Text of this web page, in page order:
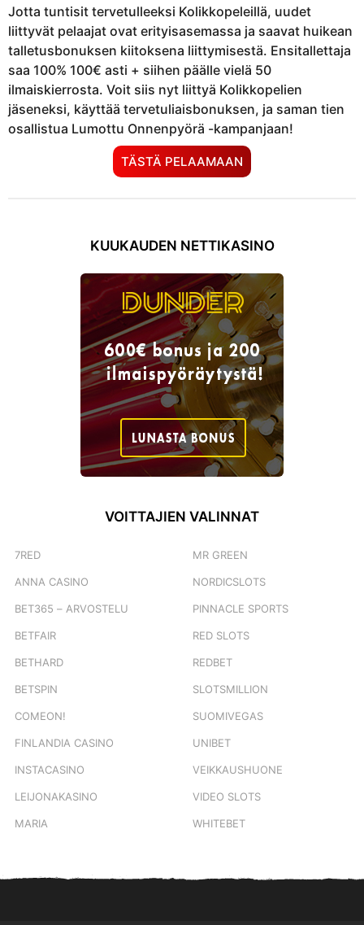
Jotta tuntisit tervetulleeksi Kolikkopeleillä, uudet
liittyvät pelaajat ovat erityisasemassa ja saavat huikean
talletusbonuksen kiitoksena liittymisestä. Ensitallettaja
saa 100% 100€ asti + siihen päälle vielä 50
ilmaiskierrosta. Voit siis nyt liittyä Kolikkopelien
jäseneksi, käyttää tervetuliaisbonuksen, ja saman tien
osallistua Lumottu Onnenpyörä -kampanjaan!
TÄSTÄ PELAAMAAN
KUUKAUDEN NETTIKASINO
VOITTAJIEN VALINNAT
7RED
ANNA CASINO
BET365 – ARVOSTELU
BETFAIR
BETHARD
BETSPIN
COMEON!
FINLANDIA CASINO
INSTACASINO
LEIJONAKASINO
MARIA
MR GREEN
NORDICSLOTS
PINNACLE SPORTS
RED SLOTS
REDBET
SLOTSMILLION
SUOMIVEGAS
UNIBET
VEIKKAUSHUONE
VIDEO SLOTS
WHITEBET